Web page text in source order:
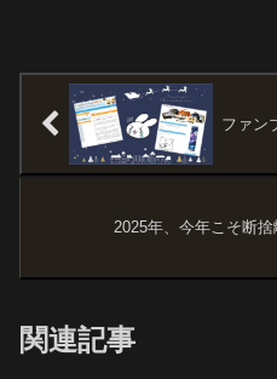
ファン
2025年、今年こそ断捨
関連記事